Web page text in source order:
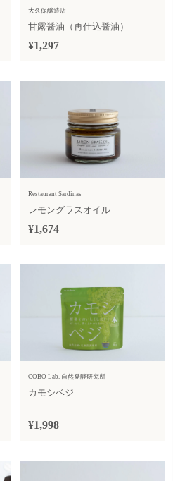
大久保醸造店
甘露醤油（再仕込醤油）
¥1,297
Restaurant Sardinas
レモングラスオイル
¥1,674
COBO Lab. 自然発酵研究所
カモシベジ
¥1,998